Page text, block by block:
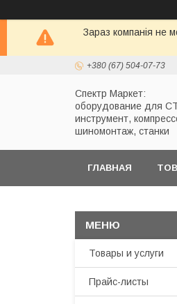
Зараз компанія не
+380 (67) 504-07-73
Спектр Маркет:
оборудование для
инструмент,
шиномонтаж, станки
ГЛАВНАЯ
Товары и услуги
Прайс-листы